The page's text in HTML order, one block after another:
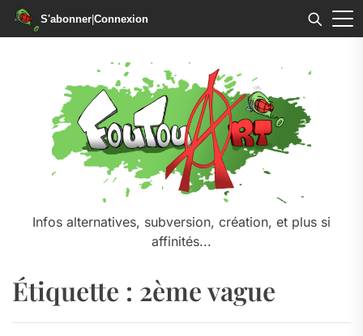
S'abonner|Connexion
Infos alternatives, subversion, création, et plus si
affinités...
Étiquette : 2ème vague